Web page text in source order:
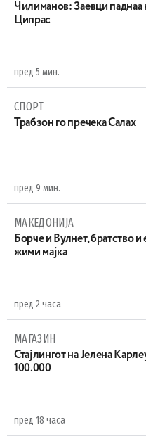
Чилиманов: Заевци паднаа
Ципрас
пред 5 мин.
СПОРТ
Трабзон го пречека Салах
пред 9 мин.
МАКЕДОНИЈА
Борче и Вулнет, братство и
жими мајка
пред 2 часа
МАГАЗИН
Стајлингот на Јелена
100.000
пред 18 часа